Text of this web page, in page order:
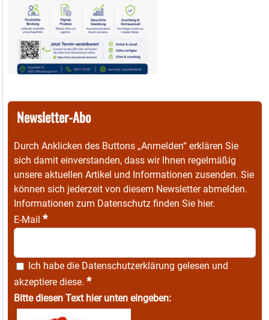
Newsletter-Abo
Durch Anklicken des Buttons „Anmelden“ erklären Sie
sich damit einverstanden, dass wir Ihnen regelmäßig
unsere aktuellen Artikel und Informationen zusenden. Sie
können sich jederzeit von diesem Newsletter abmelden.
Informationen zum Datenschutz finden Sie hier.
E-Mail *
Ich habe die Datenschutzerklärung gelesen und
akzeptiere diese. *
Bitte diesen Text hier unten eingeben: